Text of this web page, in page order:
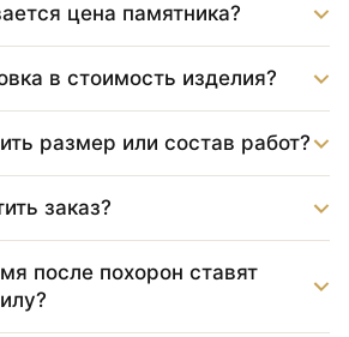
цена памятника?
в стоимость изделия?
размер или состав работ?
заказ?
после похорон ставят